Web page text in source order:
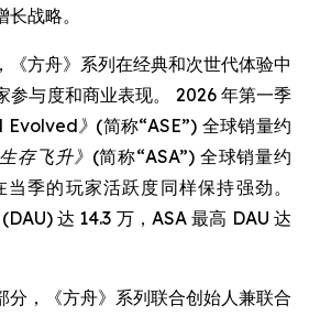
战略。
《方舟》系列在经典和次世代体验中
参与度和商业表现。 2026 年第一季
Evolved》 (简称“ASE”) 全球销量约
存飞升》 (简称“ASA”) 全球销量约
季的玩家活跃度同样保持强劲。
达 14.3 万，ASA 最高 DAU 达
分，《方舟》系列联合创始人兼联合